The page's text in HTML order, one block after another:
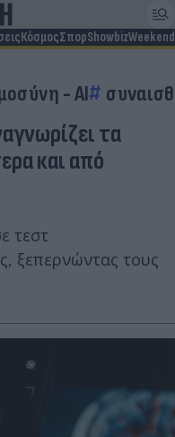
ΚόσμοςΣπορShowbizWeekend
- AI
τα
και από
τεστ
ξεπερνώντας τους